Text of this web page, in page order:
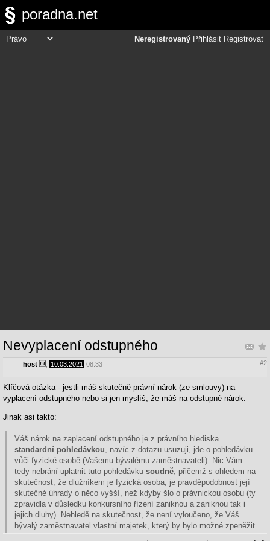
poradna.net
Neregistrovaný Přihlásit Registrovat
Nevyplacení odstupného
host 10.03.2021 08:33 #2
Klíčová otázka - jestli máš skutečně právní nárok (ze smlouvy) na
vyplacení odstupného nebo si jen myslíš, že máš na odstupné nárok.
Jinak asi takto:
Váš nárok na zaplacení odstupného je z právního hlediska
standardní pohledávkou , navíc z dotazu usuzuji, jde o pohledávku
vůči fyzické osobě (Vašemu bývalému zaměstnavateli). Nic Vám
tedy nebrání uplatnit tuto pohledávku soudně , přičemž s ohledem na
skutečnost, že dlužníkem je fyzická osoba, je pravděpodobnost její
skutečné úhrady o něco vyšší, než kdyby šlo o právnickou osobu (ty
zpravidla v důsledku konkursního řízení zaniknou a zaniknou tak i
jejich dluhy). Nehledě na skutečnost, že není vyloučeno, že Váš
bývalý zaměstnavatel vlastní majetek, který by bylo možné zpeněžit